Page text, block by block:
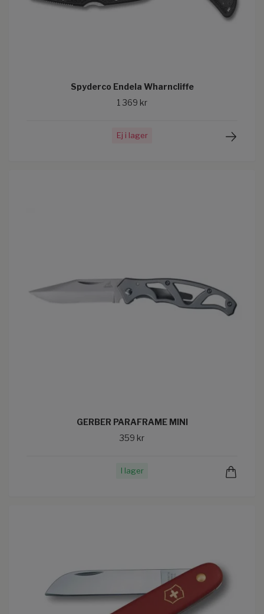
Spyderco Endela Wharncliffe
1 369 kr
Ej i lager
GERBER PARAFRAME MINI
359 kr
I lager